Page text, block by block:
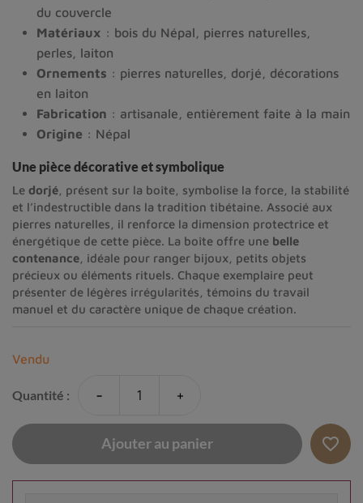
du couvercle
Matériaux : bois du Népal, pierres naturelles,
perles, laiton
Ornements : pierres naturelles, dorjé, décorations
en laiton
Fabrication : artisanale, entièrement faite à la main
Origine : Népal
Une pièce décorative et symbolique
Le dorjé , présent sur la boîte, symbolise la force, la stabilité
et l’indestructible dans la tradition tibétaine. Associé aux
pierres naturelles, il renforce la dimension protectrice et
énergétique de cette pièce. La boîte offre une belle
contenance , idéale pour ranger bijoux, petits objets
précieux ou éléments rituels. Chaque exemplaire peut
présenter de légères irrégularités, témoins du travail
manuel et du caractère unique de chaque création.
Vendu
Quantité : - +
Ajouter au panier favorite_border